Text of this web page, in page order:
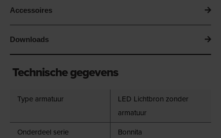
Accessoires
Downloads
Technische gegevens
Type armatuur
LED Lichtbron zonder
armatuur
Onderdeel serie
Bonnita